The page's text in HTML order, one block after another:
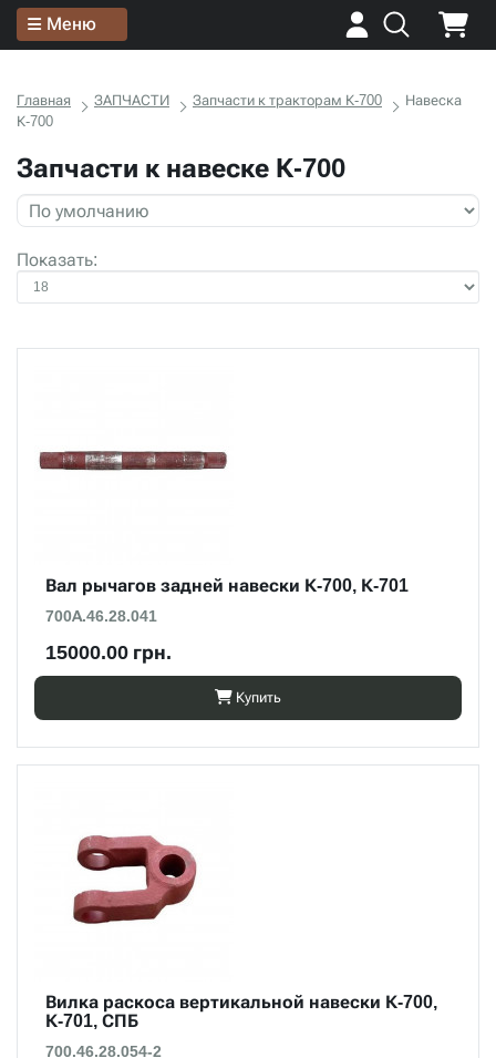
Меню
Главная ЗАПЧАСТИ Запчасти к тракторам К-700
Навеска
К-700
Запчасти к навеске К-700
Показать:
Вал рычагов задней навески К-700, К-701
700А.46.28.041
15000.00 грн.
Купить
Вилка раскоса вертикальной навески К-700,
К-701, СПБ
700.46.28.054-2